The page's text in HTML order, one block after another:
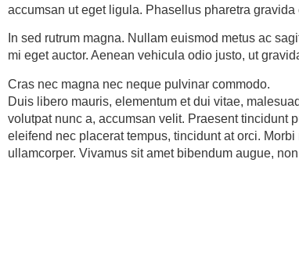
accumsan ut eget ligula. Phasellus pharetra
In sed rutrum magna. Nullam euismod metus ac
mi eget auctor. Aenean vehicula odio justo, ut
Cras nec magna nec neque pulvinar commodo.
Duis libero mauris, elementum et dui vitae,
volutpat nunc a, accumsan velit. Praesent tincidunt
eleifend nec placerat tempus, tincidunt at orci.
ullamcorper. Vivamus sit amet bibendum augue,